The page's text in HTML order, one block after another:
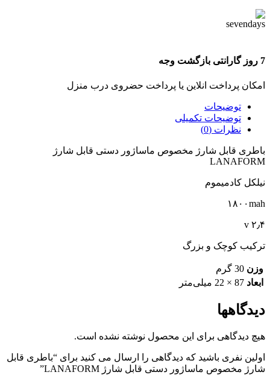
7 روز گارانتی بازگشت وجه
امکان پرداخت انلاین یا پرداخت حضروی درب منزل
توضیحات
توضیحات تکمیلی
نظرات (0)
باطری قابل شارژ مخصوص ماساژور دستی قابل شارژ
LANAFORM
نیلکل کادمیموم
۱۸۰۰mah
۲٫۴ v
ترکیب کوچک و بزرگ
وزن 30 گرم
ابعاد 87 × 22 میلی‌متر
دیدگاهها
هیچ دیدگاهی برای این محصول نوشته نشده است.
اولین نفری باشید که دیدگاهی را ارسال می کنید برای “باطری قابل
شارژ مخصوص ماساژور دستی قابل شارژ LANAFORM”